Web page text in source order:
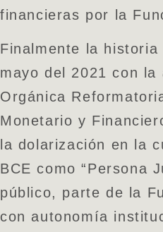
financieras por la
Finalmente la historia
mayo del 2021 con
Orgánica
Monetario y
la dolarización en la
BCE como “Persona
público, parte de la
con autonomía